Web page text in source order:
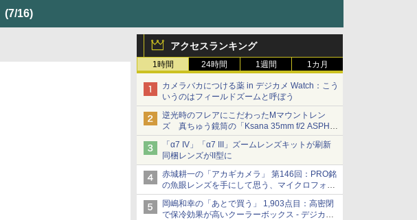
(7/16)
アクセスランキング
1時間 24時間 1週間 1カ月
カメラバカにつける薬 in デジカメ Watch：こう
いうのはフィールドズームと呼ぼう
逆光時のフレアにこだわったMマウントレン
ズ 真ちゅう鏡筒の「Ksana 35mm f/2 ASPH.
シルバークローム」
「α7 IV」「α7 III」ズームレンズキットが刷新
同梱レンズがII型に
赤城耕一の「アカギカメラ」 第146回：PRO銘
の魚眼レンズを手にして思う、マイクロフォー
サーズへの期待と可能性
岡嶋和幸の「あとで買う」 1,903点目：高密閉
で保冷効果が高いクーラーボックス - デジカメ